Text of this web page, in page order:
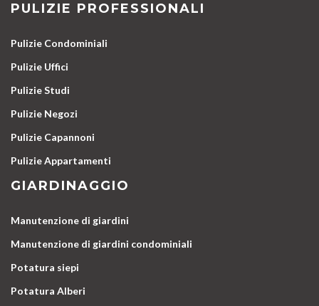
PULIZIE PROFESSIONALI
Pulizie Condominiali
Pulizie Uffici
Pulizie Studi
Pulizie Negozi
Pulizie Capannoni
Pulizie Appartamenti
GIARDINAGGIO
Manutenzione di giardini
Manutenzione di giardini condominiali
Potatura siepi
Potatura Alberi